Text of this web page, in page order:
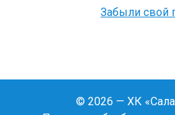
Забыли свой
© 2026 — ХК